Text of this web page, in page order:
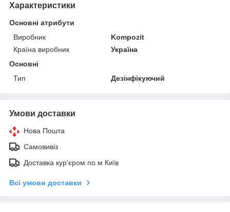
Характеристики
Основні атрибути
Виробник
Kompozit
Країна виробник
Україна
Основні
Тип
Дезінфікуючий
Умови доставки
Нова Пошта
Самовивіз
Доставка кур'єром по м Київ
Всі умови доставки